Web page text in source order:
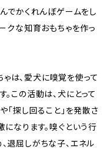
でかくれんぼゲームをし
クな知育おもちゃを作っ
は、愛犬に嗅覚を使って
この活動は、犬にとって
「探し回ること」を発散さ
なります。嗅ぐという行
退屈しがちな子、エネル